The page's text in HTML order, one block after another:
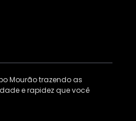
Mourão trazendo as
e rapidez que você